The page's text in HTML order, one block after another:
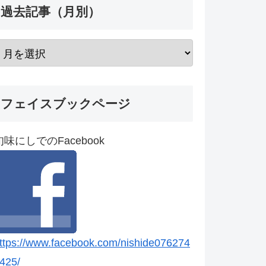
過去記事（月別）
フェイスブックページ
味にしでのFacebook
www.facebook.com/nishide076274